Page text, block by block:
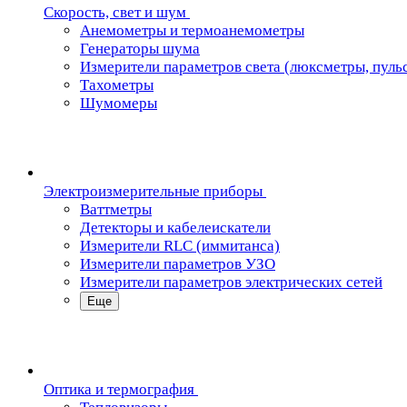
Скорость, свет и шум
Анемометры и термоанемометры
Генераторы шума
Измерители параметров света (люксметры,
Тахометры
Шумомеры
Электроизмерительные приборы
Ваттметры
Детекторы и кабелеискатели
Измерители RLC (иммитанса)
Измерители параметров УЗО
Измерители параметров электрических сетей
Еще
Oптика и термография